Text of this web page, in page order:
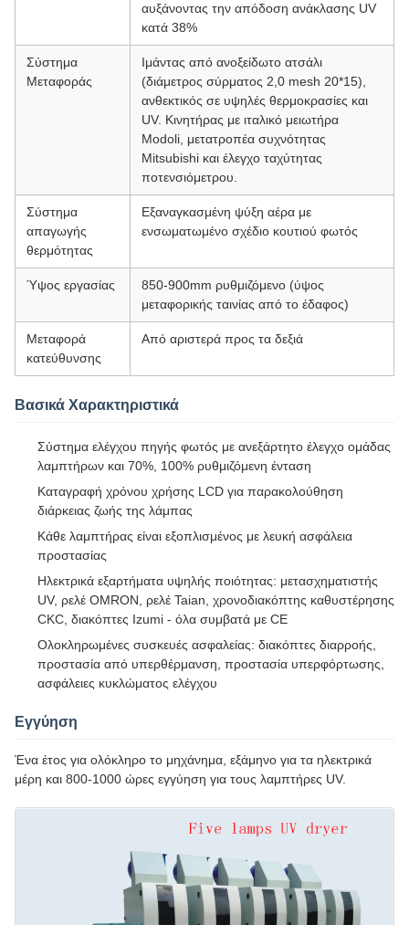
αυξάνοντας την απόδοση ανάκλασης UV
κατά 38%
Σύστημα
Μεταφοράς
Ιμάντας από ανοξείδωτο ατσάλι
(διάμετρος σύρματος 2,0 mesh 20*15),
ανθεκτικός σε υψηλές θερμοκρασίες και
UV. Κινητήρας με ιταλικό μειωτήρα
Modoli, μετατροπέα συχνότητας
Mitsubishi και έλεγχο ταχύτητας
ποτενσιόμετρου.
Σύστημα
απαγωγής
θερμότητας
Εξαναγκασμένη ψύξη αέρα με
ενσωματωμένο σχέδιο κουτιού φωτός
Ύψος εργασίας
850-900mm ρυθμιζόμενο (ύψος
μεταφορικής ταινίας από το έδαφος)
Μεταφορά
κατεύθυνσης
Από αριστερά προς τα δεξιά
Βασικά Χαρακτηριστικά
Σύστημα ελέγχου πηγής φωτός με ανεξάρτητο έλεγχο ομάδας
λαμπτήρων και 70%, 100% ρυθμιζόμενη ένταση
Καταγραφή χρόνου χρήσης LCD για παρακολούθηση
διάρκειας ζωής της λάμπας
Κάθε λαμπτήρας είναι εξοπλισμένος με λευκή ασφάλεια
προστασίας
Ηλεκτρικά εξαρτήματα υψηλής ποιότητας: μετασχηματιστής
UV, ρελέ OMRON, ρελέ Taian, χρονοδιακόπτης καθυστέρησης
CKC, διακόπτες Izumi - όλα συμβατά με CE
Ολοκληρωμένες συσκευές ασφαλείας: διακόπτες διαρροής,
προστασία από υπερθέρμανση, προστασία υπερφόρτωσης,
ασφάλειες κυκλώματος ελέγχου
Εγγύηση
Ένα έτος για ολόκληρο το μηχάνημα, εξάμηνο για τα ηλεκτρικά
μέρη και 800-1000 ώρες εγγύηση για τους λαμπτήρες UV.